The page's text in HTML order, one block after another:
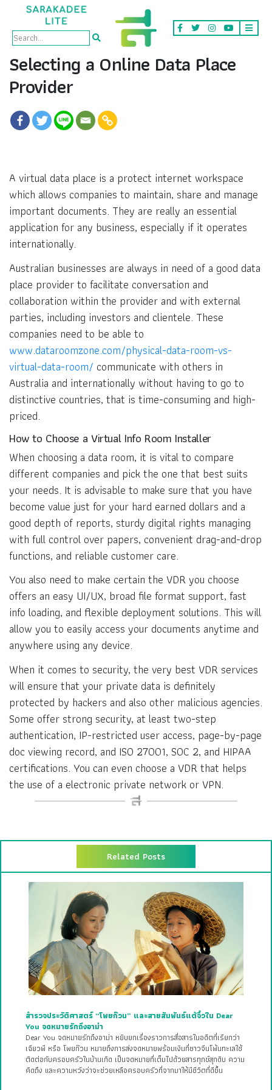
Selecting a Online Data Place
Provider
A virtual data place is a protect internet workspace
which allows companies to maintain, share and manage
important documents. They are really an essential
application for any business, especially if it operates
internationally.
Australian businesses are always in need of a good data
place provider to facilitate conversation and
collaboration within the provider and with external
parties, including investors and clientele. These
companies need to be able to
www.dataroomzone.com/physical-data-room-vs-
virtual-data-room/ communicate with others in
Australia and internationally without having to go to
distinctive countries, that is time-consuming and high-
priced.
How to Choose a Virtual Info Room Installer
When choosing a data room, it is vital to compare
different companies and pick the one that best suits
your needs. It is advisable to make sure that you have
become value just for your hard earned dollars and a
good depth of reports, sturdy digital rights managing
with full control over papers, convenient drag-and-drop
functions, and reliable customer care.
You also need to make certain the VDR you choose
offers an easy UI/UX, broad file format support, fast
info loading, and flexible deployment solutions. This will
allow you to easily access your documents anytime and
anywhere using any device.
When it comes to security, the very best VDR services
will ensure that your private data is definitely
protected by hackers and also other malicious agencies.
Some offer strong security, at least two-step
authentication, IP-restricted user access, page-by-page
doc viewing record, and ISO 27001, SOC 2, and HIPAA
certifications. You can even choose a VDR that helps
the use of a electronic private network or VPN.
Related Posts
สำรวจประวัติศาสตร์ “โพยก๊วน” และสายสัมพันธ์แต้จิ๋วใน Dear
You จดหมายรักถึงอาม่า
Dear You จดหมายรักถึงอาม่า หยิบยกเรื่องราวการสื่อสารในอดีตที่เรียกว่า
เฉียวพี หรือ โพยก๊วน หมายถึงการส่งจดหมายพร้อมเงินที่ชาวจีนโพ้นทะเลใช้
ติดต่อกับครอบครัวในบ้านเกิด เป็นจดหมายที่เต็มไปด้วยสารทุกข์สุกดิบ ความ
คิดถึง และความหวังว่าจะช่วยเหลือครอบครัวที่จากมาให้มีชีวิตที่ดีขึ้น